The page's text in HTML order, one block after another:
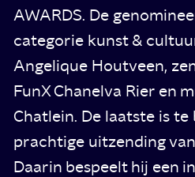
AWARDS. De
categorie kunst &
Angelique Houtveen,
FunX Chanelva Rier en
Chatlein. De laatste is te
prachtige uitzending van
Daarin bespeelt hij een